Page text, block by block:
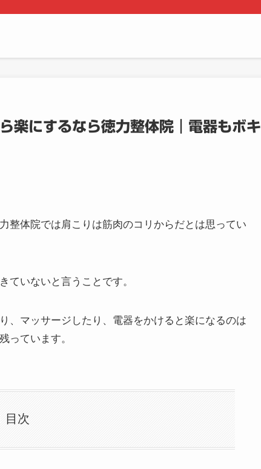
楽にするなら徳力整体院｜電器もボキ
整体院では肩こりは筋肉のコリからだとは思ってい
ていないと言うことです。
、マッサージしたり、電器をかけると楽になるのは
っています。
目次